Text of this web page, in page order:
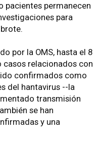
pacientes permanecen
para
por la OMS, hasta el 8
relacionados con
confirmados como
del hantavirus --la
transmisión
se han
y una